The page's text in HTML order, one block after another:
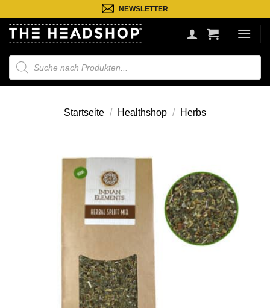
Inhalt
springen
NEWSLETTER
Suche
nach
Produkten
Startseite / Healthshop / Herbs